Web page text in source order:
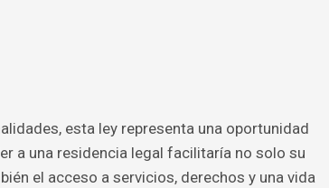
esta ley representa una oportunidad
a una residencia legal facilitaría no solo su
el acceso a servicios, derechos y una vida